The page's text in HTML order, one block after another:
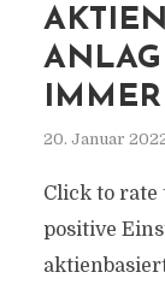
20. Januar
Click to rate
positive